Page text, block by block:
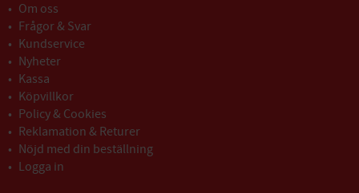
Om oss
Frågor & Svar
Kundservice
Nyheter
Kassa
Köpvillkor
Policy & Cookies
Reklamation & Returer
Nöjd med din beställning
Logga in